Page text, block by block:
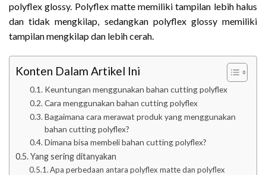
polyflex glossy. Polyflex matte memiliki tampilan lebih halus
dan tidak mengkilap, sedangkan polyflex glossy memiliki
tampilan mengkilap dan lebih cerah.
Konten Dalam Artikel Ini
Keuntungan menggunakan bahan cutting polyflex
Cara menggunakan bahan cutting polyflex
Bagaimana cara merawat produk yang menggunakan
bahan cutting polyflex?
Dimana bisa membeli bahan cutting polyflex?
Yang sering ditanyakan
Apa perbedaan antara polyflex matte dan polyflex